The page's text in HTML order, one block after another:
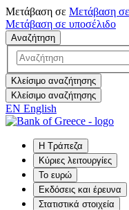
Μετάβαση σε Μετάβαση σε
Μετάβαση σε υποσέλιδο
Αναζήτηση
Κλείσιμο αναζήτησης
Κλείσιμο αναζήτησης
EN English
Η Τράπεζα
Κύριες λειτουργίες
Το ευρώ
Εκδόσεις και έρευνα
Στατιστικά στοιχεία